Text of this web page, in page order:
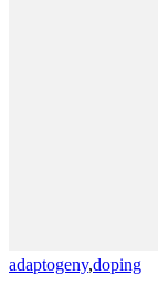
adaptogeny,doping